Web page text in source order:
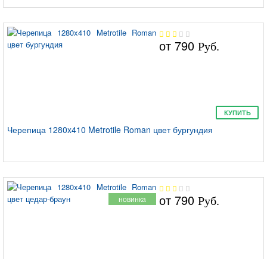
от 790 Руб.
КУПИТЬ
Черепица 1280x410 Metrotile Roman цвет бургундия
новинка от 790 Руб.